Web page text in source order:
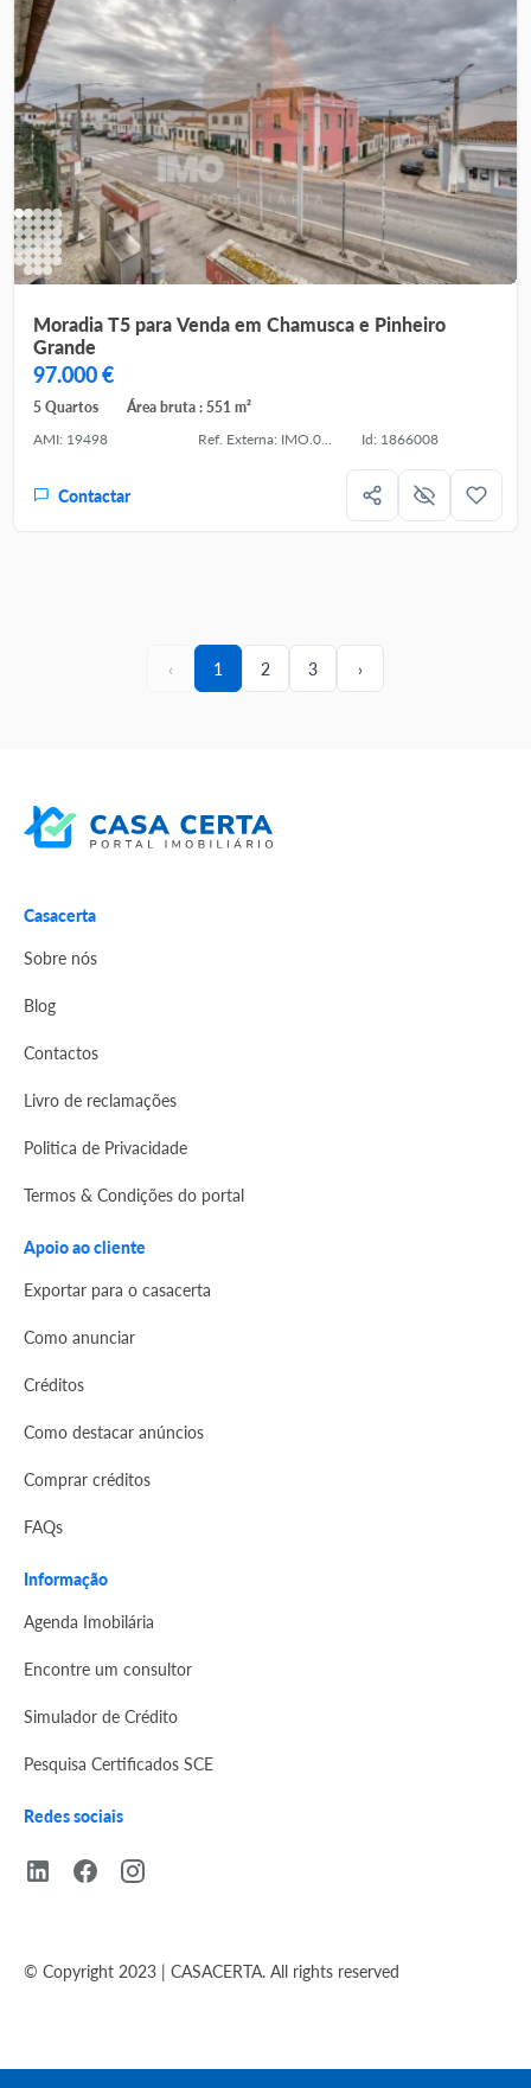
Moradia T5 para Venda em Chamusca e Pinheiro
Grande
97.000 €
5 Quartos
Área bruta : 551 m²
AMI: 19498
Ref. Externa: IMO.011.043 Id: 1866008
Contactar
‹ 1 2 3 ›
Casacerta
Sobre nós
Blog
Contactos
Livro de reclamações
Politica de Privacidade
Termos & Condições do portal
Apoio ao cliente
Exportar para o casacerta
Como anunciar
Créditos
Como destacar anúncios
Comprar créditos
FAQs
Informação
Agenda Imobilária
Encontre um consultor
Simulador de Crédito
Pesquisa Certificados SCE
Redes sociais
© Copyright 2023 | CASACERTA. All rights reserved